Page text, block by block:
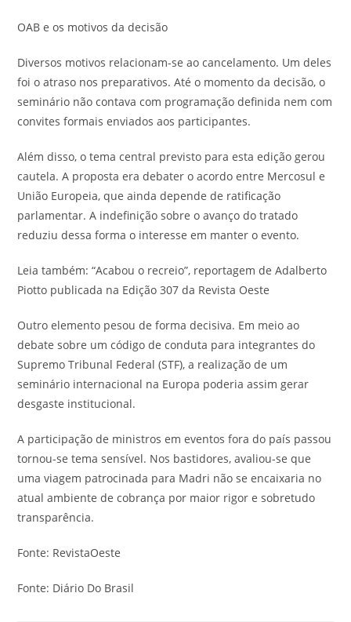
OAB e os motivos da decisão
Diversos motivos relacionam-se ao cancelamento. Um deles
foi o atraso nos preparativos. Até o momento da decisão, o
seminário não contava com programação definida nem com
convites formais enviados aos participantes.
Além disso, o tema central previsto para esta edição gerou
cautela. A proposta era debater o acordo entre Mercosul e
União Europeia, que ainda depende de ratificação
parlamentar. A indefinição sobre o avanço do tratado
reduziu dessa forma o interesse em manter o evento.
Leia também: “Acabou o recreio”, reportagem de Adalberto
Piotto publicada na Edição 307 da Revista Oeste
Outro elemento pesou de forma decisiva. Em meio ao
debate sobre um código de conduta para integrantes do
Supremo Tribunal Federal (STF), a realização de um
seminário internacional na Europa poderia assim gerar
desgaste institucional.
A participação de ministros em eventos fora do país passou
tornou-se tema sensível. Nos bastidores, avaliou-se que
uma viagem patrocinada para Madri não se encaixaria no
atual ambiente de cobrança por maior rigor e sobretudo
transparência.
Fonte: RevistaOeste
Fonte: Diário Do Brasil